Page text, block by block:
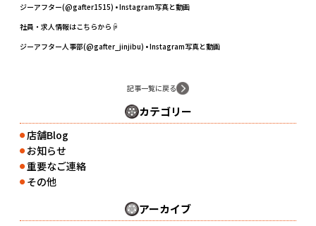
カテゴリー
●店舗Blog
● お知らせ
●重要なご連絡
● その他
アーカイブ
ジーアフター(@gafter1515) • Instagram写真と動画
社員・求人情報はこちらから☟
ジーアフター人事部(@gafter_jinjibu) • Instagram写真と動画
記事一覧に戻る